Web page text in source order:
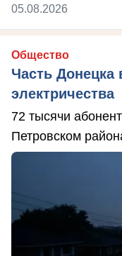
05.08.2026
Общество
Часть Донецка
электричества
72 тысячи
Петровском